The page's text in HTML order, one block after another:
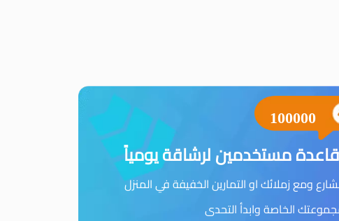
100000
مستخدمين لرشاقة يومياً
ومع زملائك او التمارين الخفيفة في المنزل
الخاصة وابدأ التحدى